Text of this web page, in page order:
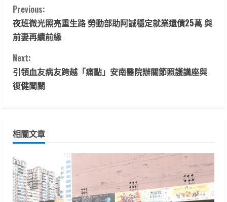
C
o
n
t
i
u
e
R
Previous:
夜班微光照亮重生路 勞動部助阿誠穩定就業還債25萬 與
前妻再續前緣
Next:
引領血友病友跨越「痛點」安南醫院辦關節照護講座與
復健闖關
相關文章